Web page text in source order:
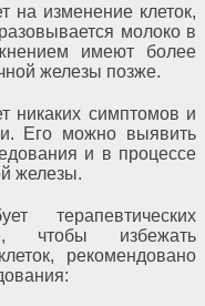
на изменение клеток,
молоко в
имеют более
железы позже.
никаких симптомов и
Его можно выявить
и в процессе
железы.
терапевтических
чтобы избежать
рекомендовано